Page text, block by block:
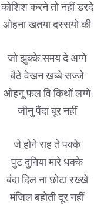
कोशिश करने तो नहीं डरदे
ओहना खतया दस्सयो की
जो झुक्के समय दे अग्गे
बैठे वेखन खब्बे सज्जे
ओहनू फल वि किथों लग्गे
जीनु पैंदा बूर नहीं
जे होने राह ते पक्के
पुट दुनिया मारे धक्के
बंदा दिल ना छोटा रख्खे
मंज़िल बहोती दूर नहीं